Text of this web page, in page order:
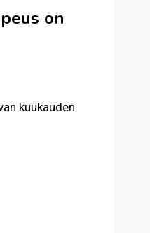
on
kuukauden